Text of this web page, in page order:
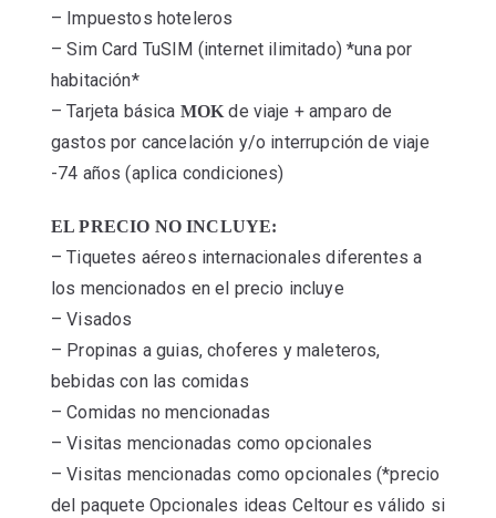
– Impuestos hoteleros
– Sim Card TuSIM (internet ilimitado) *una por
habitación*
– Tarjeta básica MOKde viaje + amparo de
gastos por cancelación y/o interrupción de viaje
-74 años (aplica condiciones)
EL PRECIO NO INCLUYE:
– Tiquetes aéreos internacionales diferentes a
los mencionados en el precio incluye
– Visados
– Propinas a guias, choferes y maleteros,
bebidas con las comidas
– Comidas no mencionadas
– Visitas mencionadas como opcionales
– Visitas mencionadas como opcionales (*precio
del paquete Opcionales ideas Celtour es válido si